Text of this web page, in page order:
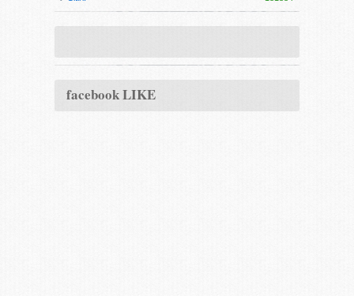
facebook LIKE